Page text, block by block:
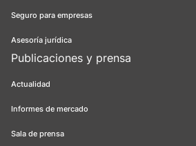
Seguro para empresas
Asesoría jurídica
Publicaciones y prensa
Actualidad
Informes de mercado
Sala de prensa